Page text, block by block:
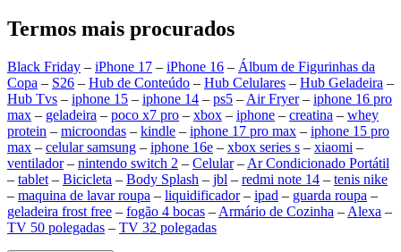
Termos mais procurados
Black Friday – iPhone 17 – iPhone 16 – Álbum de Figurinhas da
Copa – S26 – Hub de Conteúdo – Hub Celulares – Hub Geladeira –
Hub Tvs – iphone 15 – iphone 14 – ps5 – Air Fryer– iphone 16 pro
max – geladeira – poco x7 pro – xbox – iphone – creatina – whey
protein – microondas – kindle – iphone 17 pro max – iphone 15 pro
max – celular samsung – iphone 16e – xbox series s – xiaomi –
ventilador– nintendo switch 2 – Celular– Ar Condicionado Portátil
– tablet – Bicicleta – Body Splash – jbl – redmi note 14 – tenis nike
– maquina de lavar roupa – liquidificador– ipad – guarda roupa –
geladeira frost free – fogão 4 bocas – Armário de Cozinha – Alexa –
TV 50 polegadas – TV 32 polegadas